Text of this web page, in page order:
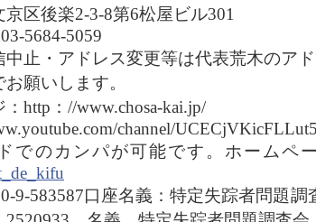
区後楽2-3-8第6松屋ビル301
5684-5059
止・アドレス変更等は代表荒木のアド
願いします。
http：//www.chosa-kai.jp/
channel/
でのカンパが可能です。ホームペ
9-583587口座名義：特定失踪者問題調